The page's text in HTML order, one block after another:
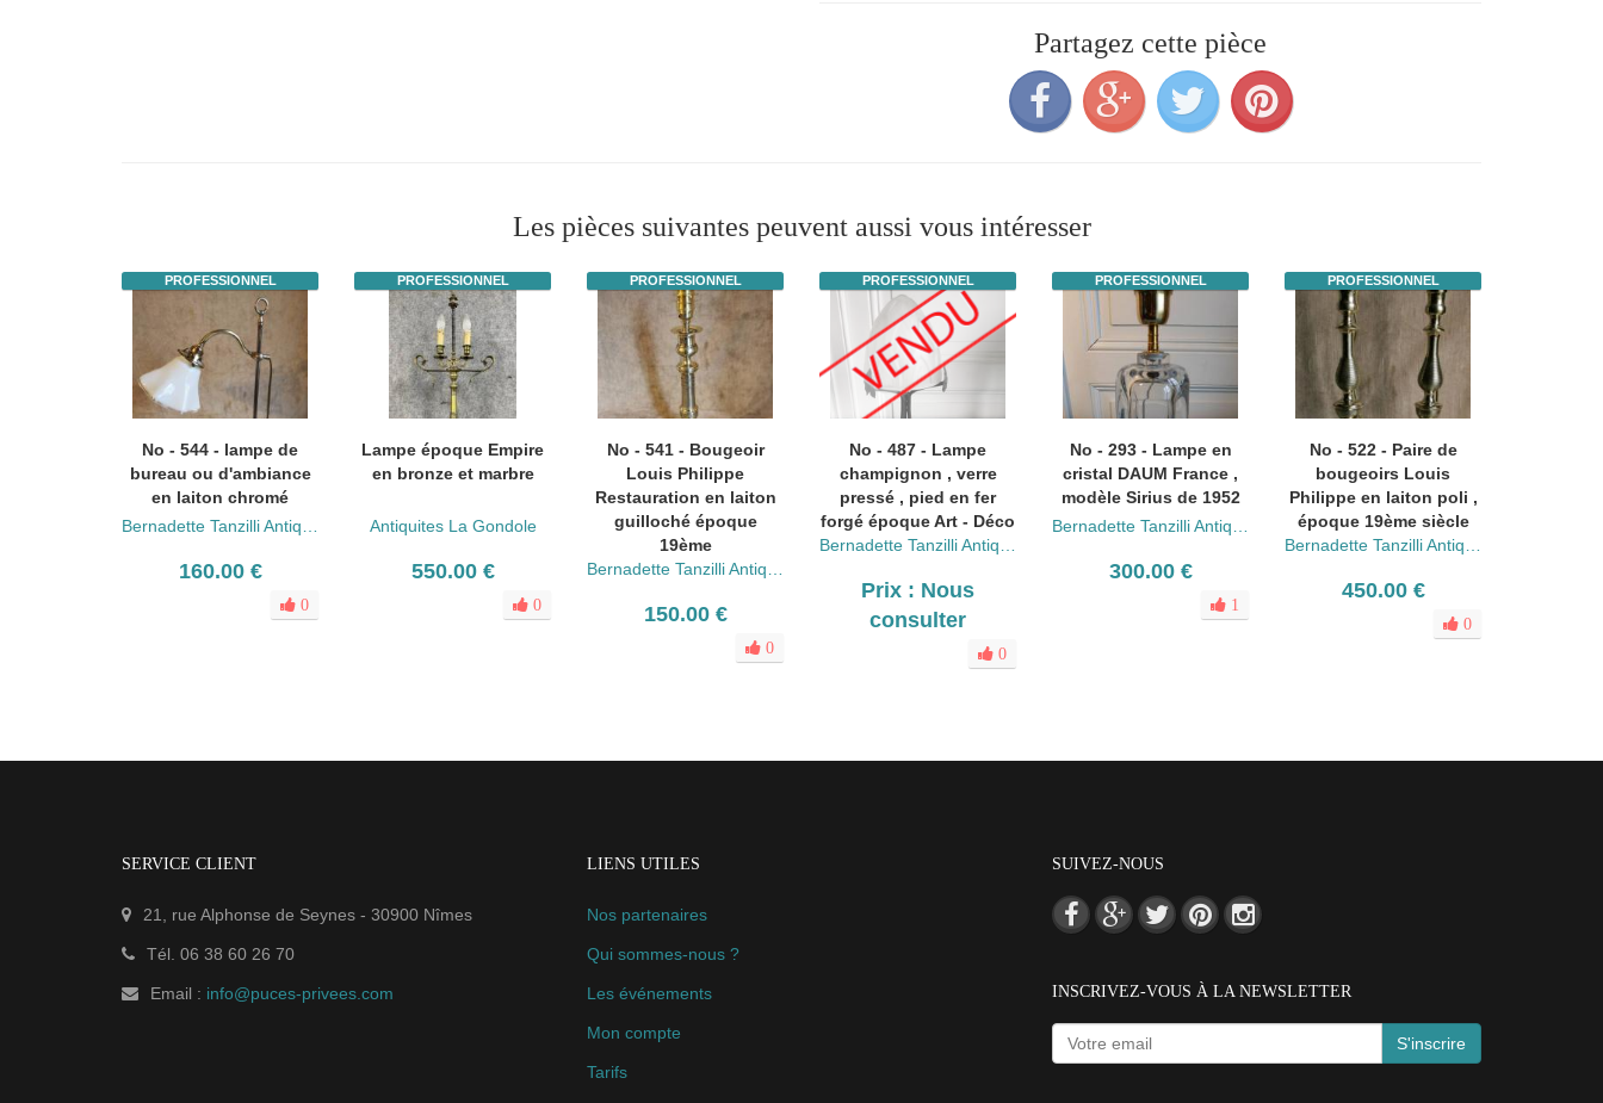
Partagez cette pièce
Les pièces suivantes peuvent aussi vous intéresser
PROFESSIONNEL
No - 544 - lampe de
bureau ou d'ambiance
en laiton chromé
Bernadette Tanzilli Antiquités
160.00 €
0
PROFESSIONNEL
Lampe époque Empire
en bronze et marbre
Antiquites La Gondole
550.00 €
0
PROFESSIONNEL
No - 541 - Bougeoir
Louis Philippe
Restauration en laiton
guilloché époque
19ème
Bernadette Tanzilli Antiquités
150.00 €
0
PROFESSIONNEL
No - 487 - Lampe
champignon , verre
pressé , pied en fer
forgé époque Art - Déco
Bernadette Tanzilli Antiquités
Prix : Nous
consulter
0
PROFESSIONNEL
No - 293 - Lampe en
cristal DAUM France ,
modèle Sirius de 1952
Bernadette Tanzilli Antiquités
300.00 €
1
PROFESSIONNEL
No - 522 - Paire de
bougeoirs Louis
Philippe en laiton poli ,
époque 19ème siècle
Bernadette Tanzilli Antiquités
450.00 €
0
SERVICE CLIENT
21, rue Alphonse de Seynes - 30900 Nîmes
Tél. 06 38 60 26 70
Email : info@puces-privees.com
LIENS UTILES
Nos partenaires
Qui sommes-nous ?
Les événements
Mon compte
Tarifs
SUIVEZ-NOUS
INSCRIVEZ-VOUS À LA NEWSLETTER
S'inscrire